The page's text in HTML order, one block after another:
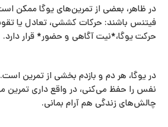
در ظاهر، بعضی از تمرین‌های یوگا ممکن
فیتنس باشند: حرکات کششی، تعادل یا
حرکت یوگا،*نیت آگاهی و حضور* قرار دارد.
در یوگا، هر دم و بازدم بخشی از تمرین
نفس را حفظ می‌کنی، در واقع داری تمرین
چالش‌های زندگی هم آرام بمانی.